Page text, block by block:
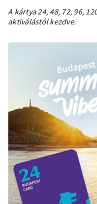
A kártya 24, 48, 72, 96,
aktiválástól kezdve.